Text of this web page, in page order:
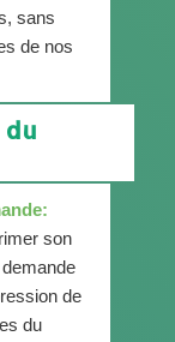
sans
de nos
du
son
de
du